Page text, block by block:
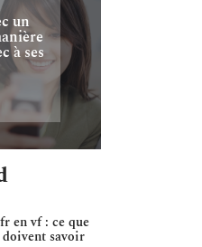
un
à ses
en vf : ce que
savoir